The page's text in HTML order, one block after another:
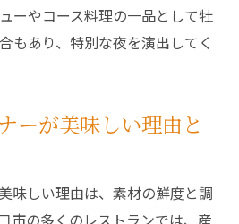
ーやコース料理の一品として牡
もあり、特別な夜を演出してく
ーが美味しい理由と
味しい理由は、素材の鮮度と調
市の多くのレストランでは、産